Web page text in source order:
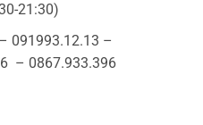
21:30)
091993.12.13 –
– 0867.933.396